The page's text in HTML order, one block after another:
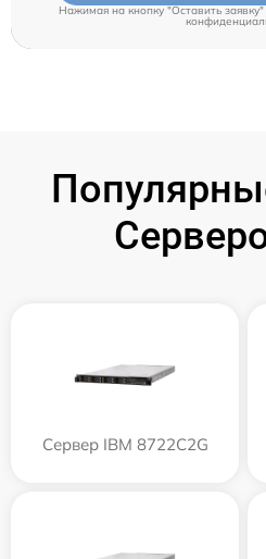
Нажимая на кнопку "Оставить
Сервер IBM 8722C2G